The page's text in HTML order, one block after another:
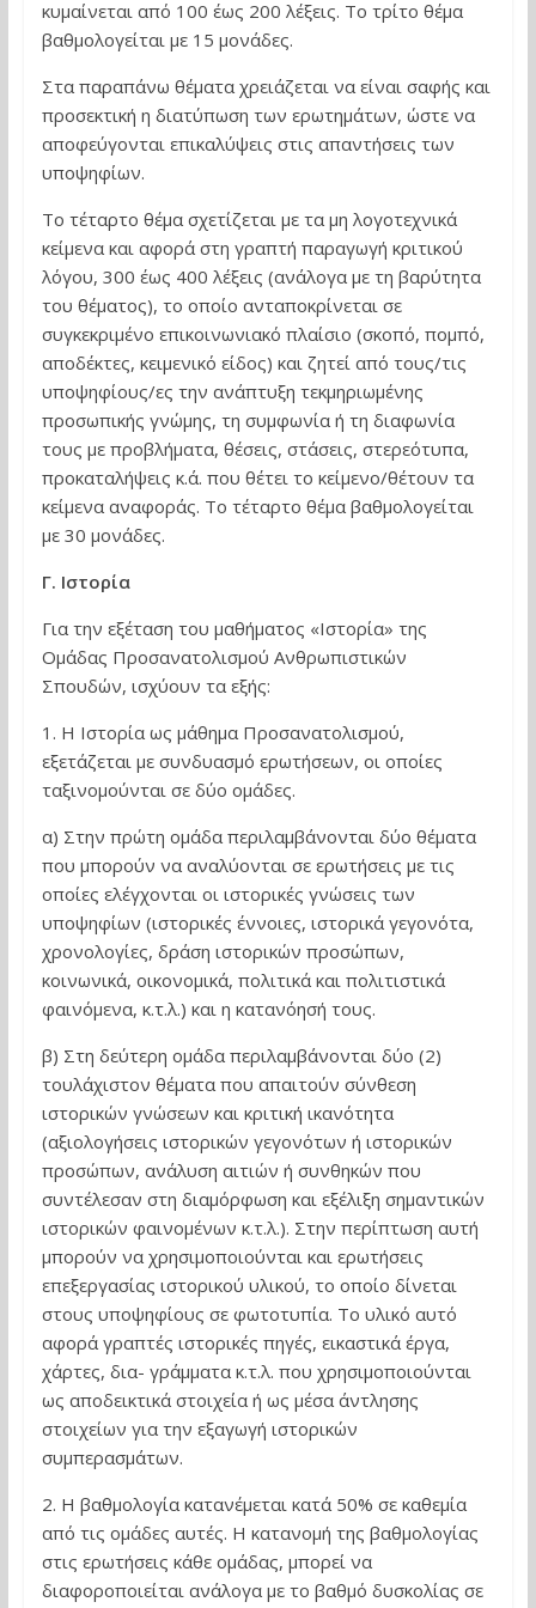
κυμαίνεται από 100 έως 200 λέξεις. Το τρίτο θέμα
βαθμολογείται με 15 μονάδες.
Στα παραπάνω θέματα χρειάζεται να είναι σαφής και
προσεκτική η διατύπωση των ερωτημάτων, ώστε να
αποφεύγονται επικαλύψεις στις απαντήσεις των
υποψηφίων.
Το τέταρτο θέμα σχετίζεται με τα μη λογοτεχνικά
κείμενα και αφορά στη γραπτή παραγωγή κριτικού
λόγου, 300 έως 400 λέξεις (ανάλογα με τη βαρύτητα
του θέματος), το οποίο ανταποκρίνεται σε
συγκεκριμένο επικοινωνιακό πλαίσιο (σκοπό, πομπό,
αποδέκτες, κειμενικό είδος) και ζητεί από τους/τις
υποψηφίους/ες την ανάπτυξη τεκμηριωμένης
προσωπικής γνώμης, τη συμφωνία ή τη διαφωνία
τους με προβλήματα, θέσεις, στάσεις, στερεότυπα,
προκαταλήψεις κ.ά. που θέτει το κείμενο/θέτουν τα
κείμενα αναφοράς. Το τέταρτο θέμα βαθμολογείται
με 30 μονάδες.
Γ. Ιστορία
Για την εξέταση του μαθήματος «Ιστορία» της
Ομάδας Προσανατολισμού Ανθρωπιστικών
Σπουδών, ισχύουν τα εξής:
1. Η Ιστορία ως μάθημα Προσανατολισμού,
εξετάζεται με συνδυασμό ερωτήσεων, οι οποίες
ταξινομούνται σε δύο ομάδες.
α) Στην πρώτη ομάδα περιλαμβάνονται δύο θέματα
που μπορούν να αναλύονται σε ερωτήσεις με τις
οποίες ελέγχονται οι ιστορικές γνώσεις των
υποψηφίων (ιστορικές έννοιες, ιστορικά γεγονότα,
χρονολογίες, δράση ιστορικών προσώπων,
κοινωνικά, οικονομικά, πολιτικά και πολιτιστικά
φαινόμενα, κ.τ.λ.) και η κατανόησή τους.
β) Στη δεύτερη ομάδα περιλαμβάνονται δύο (2)
τουλάχιστον θέματα που απαιτούν σύνθεση
ιστορικών γνώσεων και κριτική ικανότητα
(αξιολογήσεις ιστορικών γεγονότων ή ιστορικών
προσώπων, ανάλυση αιτιών ή συνθηκών που
συντέλεσαν στη διαμόρφωση και εξέλιξη σημαντικών
ιστορικών φαινομένων κ.τ.λ.). Στην περίπτωση αυτή
μπορούν να χρησιμοποιούνται και ερωτήσεις
επεξεργασίας ιστορικού υλικού, το οποίο δίνεται
στους υποψηφίους σε φωτοτυπία. Το υλικό αυτό
αφορά γραπτές ιστορικές πηγές, εικαστικά έργα,
χάρτες, δια- γράμματα κ.τ.λ. που χρησιμοποιούνται
ως αποδεικτικά στοιχεία ή ως μέσα άντλησης
στοιχείων για την εξαγωγή ιστορικών
συμπερασμάτων.
2. Η βαθμολογία κατανέμεται κατά 50% σε καθεμία
από τις ομάδες αυτές. Η κατανομή της βαθμολογίας
στις ερωτήσεις κάθε ομάδας, μπορεί να
διαφοροποιείται ανάλογα με το βαθμό δυσκολίας σε